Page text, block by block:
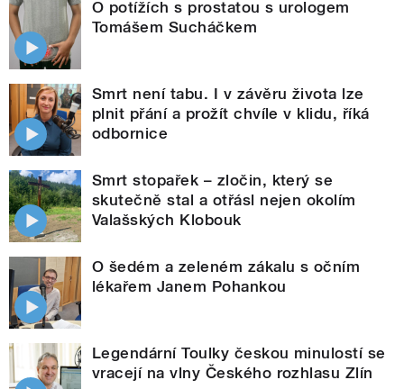
O potížích s prostatou s urologem
Tomášem Sucháčkem
Smrt není tabu. I v závěru života lze
plnit přání a prožít chvíle v klidu, říká
odbornice
Smrt stopařek – zločin, který se
skutečně stal a otřásl nejen okolím
Valašských Klobouk
O šedém a zeleném zákalu s očním
lékařem Janem Pohankou
Legendární Toulky českou minulostí se
vracejí na vlny Českého rozhlasu Zlín